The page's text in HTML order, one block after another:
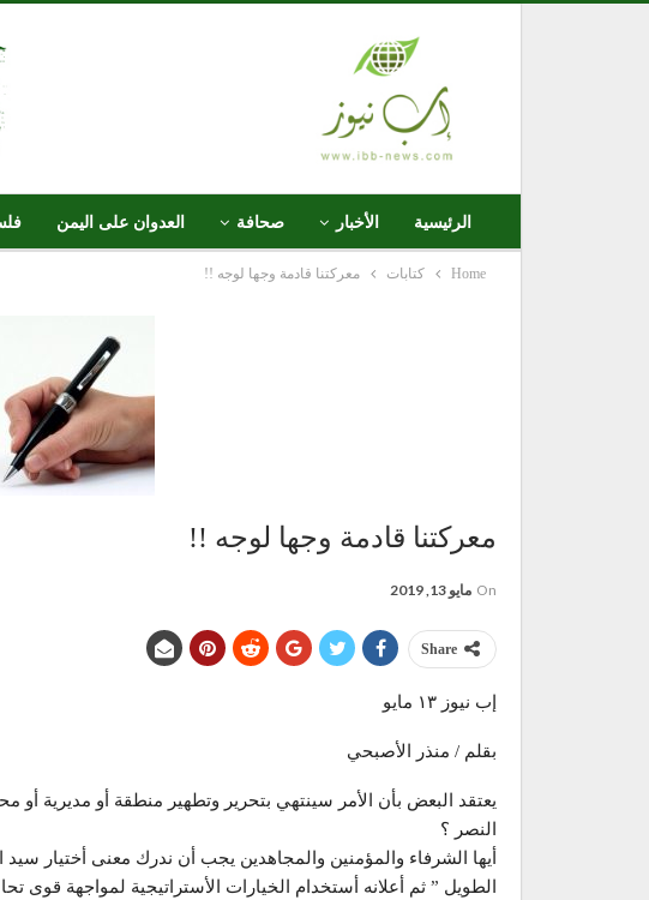
الرئيسية الأخبار صحافة العدوان على اليمن
Home كتابات معركتنا قادمة وجها لوجه !!
معركتنا قادمة وجها لوجه !!
On مايو 13, 2019
Share
إب نيوز ١٣ مايو
بقلم / منذر الأصبحي
يعتقد البعض بأن الأمر سينتهي بتحرير وتطهير منطقة أو مديرية أو
النصر ؟
أيها الشرفاء والمؤمنين والمجاهدين يجب أن ندرك معنى أختيار سيد
الطويل ” ثم أعلانه أستخدام الخيارات الأستراتيجية لمواجهة قوى